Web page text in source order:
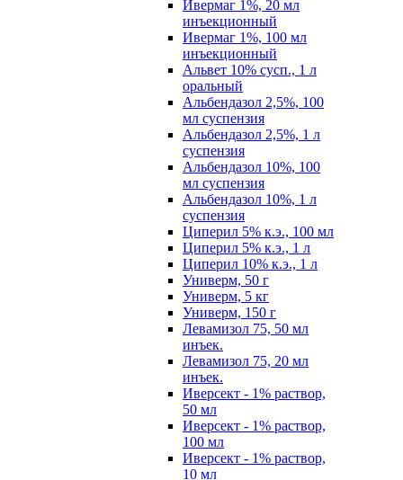
Ивермаг 1%, 20 мл
инъекционный
Ивермаг 1%, 100 мл
инъекционный
Альвет 10% сусп., 1 л
оральный
Альбендазол 2,5%, 100
мл суспензия
Альбендазол 2,5%, 1 л
суспензия
Альбендазол 10%, 100
мл суспензия
Альбендазол 10%, 1 л
суспензия
Циперил 5% к.э., 100 мл
Циперил 5% к.э., 1 л
Циперил 10% к.э., 1 л
Универм, 50 г
Универм, 5 кг
Универм, 150 г
Левамизол 75, 50 мл
инъек.
Левамизол 75, 20 мл
инъек.
Иверсект - 1% раствор,
50 мл
Иверсект - 1% раствор,
100 мл
Иверсект - 1% раствор,
10 мл